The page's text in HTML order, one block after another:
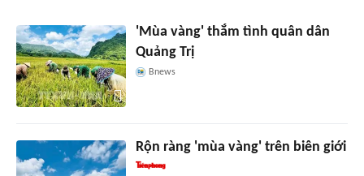
'Mùa vàng' thắm tình quân dân
Quảng Trị
Bnews
Rộn ràng 'mùa vàng' trên biên giới